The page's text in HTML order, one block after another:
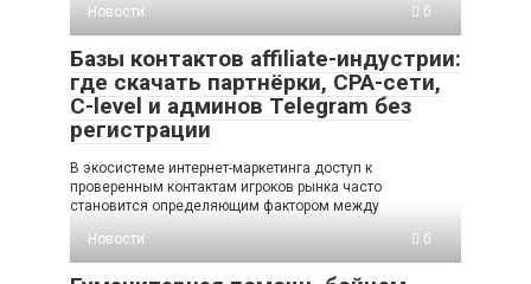
Новости
0
Базы контактов affiliate-индустрии:
где скачать партнёрки, CPA-сети,
C-level и админов Telegram без
регистрации
В экосистеме интернет-маркетинга доступ к
проверенным контактам игроков рынка часто
становится определяющим фактором между
Новости
0